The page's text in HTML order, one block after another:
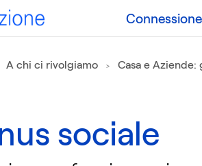
A chi ci rivolgiamo Casa e
sociale